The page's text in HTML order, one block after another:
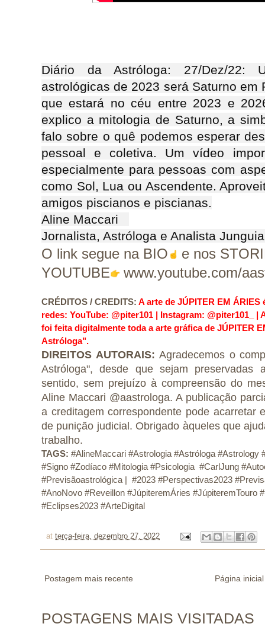
Diário da Astróloga: 27/Dez/22:
astrológicas de 2023 será Saturno em
que estará no céu entre 2023 e
explico a mitologia de Saturno, a
falo sobre o quê podemos esperar
pessoal e coletiva. Um vídeo
especialmente para pessoas com
como Sol, Lua ou Ascendente.
amigos piscianos e piscianas.
Aline Maccari
Jornalista, Astróloga e Analista
O link segue na BIO
e nos
YOUTUBE
www.youtube.com/
CRÉDITOS / CREDITS: A arte de JÚPITER EM
redes: YouTube: @piter101 | Instagram: @piter101_ |
foi feita digitalmente toda a arte gráfica de JÚPITER
Astróloga".
DIREITOS AUTORAIS: Agradecemos o
Astróloga", desde que sejam preservadas
sentido, sem prejuízo à compreensão do
Aline Maccari @aastrologa. A publicação
a creditagem correspondente pode acarretar
de punição judicial. Obrigado àqueles que
trabalho.
TAGS: #AlineMaccari #Astrologia #Astróloga #Astrology
#Signo #Zodíaco #Mitologia #Psicologia  #CarlJung
#Previsãoastrológica |
#2023 #Perspectivas2023
#AnoNovo #Reveillon #JúpiteremÁries #JúpiteremTouro
#Eclipses2023 #ArteDigital
at terça-feira, dezembro 27, 2022
Postagem mais recente Página inicial
POSTAGENS MAIS VISITADAS